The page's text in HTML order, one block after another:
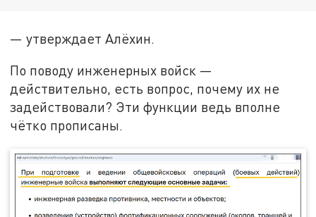
— утверждает Алёхин.
По поводу инженерных войск —
действительно, есть вопрос, почему их не
задействовали? Эти функции ведь вполне
чётко прописаны.